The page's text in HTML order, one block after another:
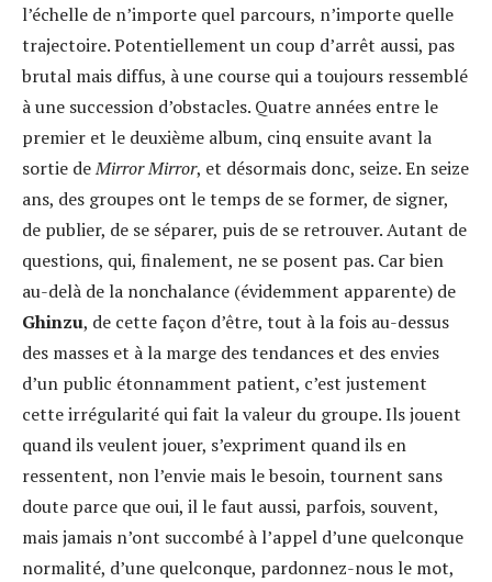
l’échelle de n’importe quel parcours, n’importe quelle
trajectoire. Potentiellement un coup d’arrêt aussi, pas
brutal mais diffus, à une course qui a toujours ressemblé
à une succession d’obstacles. Quatre années entre le
premier et le deuxième album, cinq ensuite avant la
sortie deMirror Mirror, et désormais donc, seize. En seize
ans, des groupes ont le temps de se former, de signer,
de publier, de se séparer, puis de se retrouver. Autant de
questions, qui, finalement, ne se posent pas. Car bien
au-delà de la nonchalance (évidemment apparente) de
Ghinzu, de cette façon d’être, tout à la fois au-dessus
des masses et à la marge des tendances et des envies
d’un public étonnamment patient, c’est justement
cette irrégularité qui fait la valeur du groupe. Ils jouent
quand ils veulent jouer, s’expriment quand ils en
ressentent, non l’envie mais le besoin, tournent sans
doute parce que oui, il le faut aussi, parfois, souvent,
mais jamais n’ont succombé à l’appel d’une quelconque
normalité, d’une quelconque, pardonnez-nous le mot,